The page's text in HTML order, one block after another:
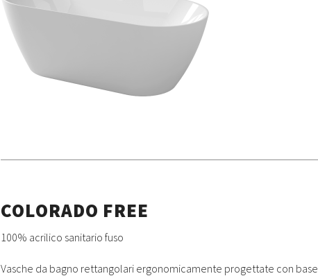
COLORADO FREE
100% acrilico sanitario fuso
Vasche da bagno rettangolari ergonomicamente progettate con base